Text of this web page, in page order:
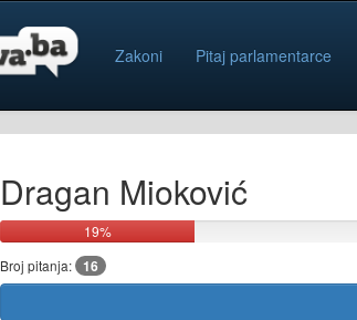
Zakoni Pitaj parlamentarce
Dragan Mioković
19%
Broj pitanja: 16